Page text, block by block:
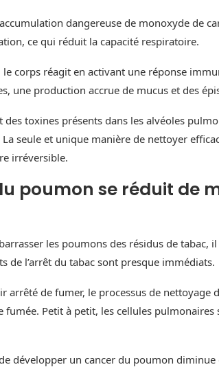
dangereuse de monoxyde de
ce qui réduit la capacité respiratoire.
le corps réagit en activant une réponse
une production accrue de mucus et des
toxines présents dans les alvéoles
seule et unique manière de nettoyer
irréversible.
poumon se réduit de
les poumons des résidus de tabac,
de l’arrêt du tabac sont presque immédiats.
arrêté de fumer, le processus de nettoyage
Petit à petit, les cellules pulmonaires
développer un cancer du poumon diminue